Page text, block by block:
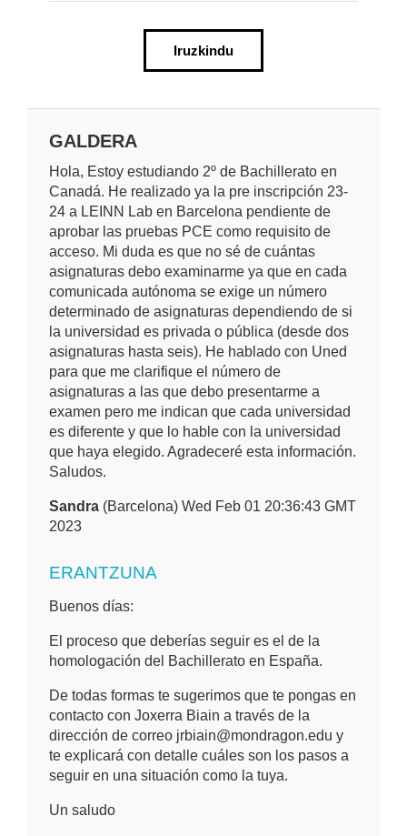
Iruzkindu
GALDERA
Hola, Estoy estudiando 2º de Bachillerato en
Canadá. He realizado ya la pre inscripción 23-
24 a LEINN Lab en Barcelona pendiente de
aprobar las pruebas PCE como requisito de
acceso. Mi duda es que no sé de cuántas
asignaturas debo examinarme ya que en cada
comunicada autónoma se exige un número
determinado de asignaturas dependiendo de si
la universidad es privada o pública (desde dos
asignaturas hasta seis). He hablado con Uned
para que me clarifique el número de
asignaturas a las que debo presentarme a
examen pero me indican que cada universidad
es diferente y que lo hable con la universidad
que haya elegido. Agradeceré esta información.
Saludos.
Sandra (Barcelona) Wed Feb 01 20:36:43 GMT
2023
ERANTZUNA
Buenos días:
El proceso que deberías seguir es el de la
homologación del Bachillerato en España.
De todas formas te sugerimos que te pongas en
contacto con Joxerra Biain a través de la
dirección de correo jrbiain@mondragon.edu y
te explicará con detalle cuáles son los pasos a
seguir en una situación como la tuya.
Un saludo